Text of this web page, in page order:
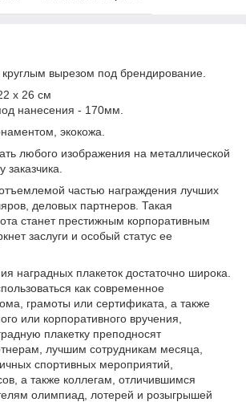
круглым вырезом под брендирование.
х 26 см
нанесения - 170мм.
экокожа.
любого изображения на металлической
заказчика.
частью награждения лучших
деловых партнеров. Такая
станет престижным корпоративным
заслуги и особый статус ее
наградных плакеток достаточно широка.
как современное
грамоты или сертификата, а также
или корпоративного вручения,
плакетку преподносят
лучшим сотрудникам месяца,
спортивных мероприятий,
а также коллегам, отличившимся
олимпиад, лотерей и розыгрышей